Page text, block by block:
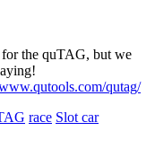
for the quTAG, but we
qutag/
race Slot car